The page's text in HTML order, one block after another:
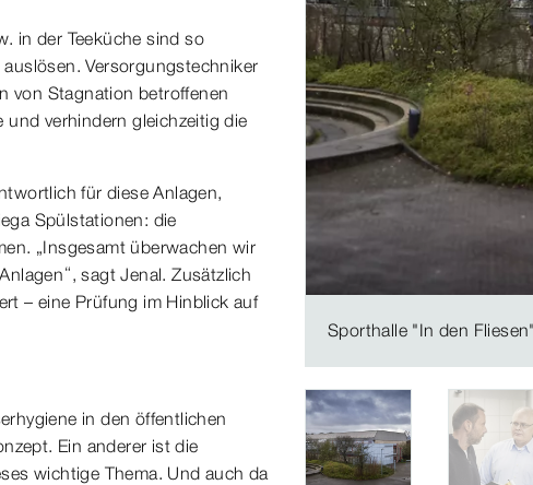
in der Teeküche sind so
Versorgungstechniker
von Stagnation betroffenen
verhindern gleichzeitig die
für diese Anlagen,
Spülstationen: die
„Insgesamt überwachen wir
sagt Jenal. Zusätzlich
– eine Prüfung im Hinblick auf
in den öffentlichen
Ein anderer ist die
wichtige Thema. Und auch da
Sporthalle "In den